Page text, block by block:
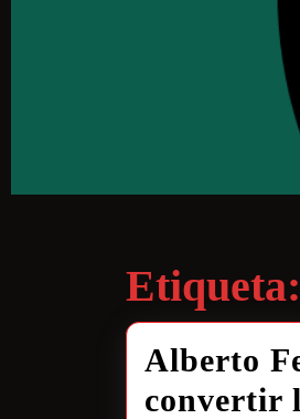
Etiqueta:
Alberto
convertir